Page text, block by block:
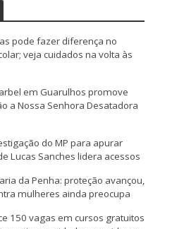
pode fazer diferença no
veja cuidados na volta às
em Guarulhos promove
a Nossa Senhora Desatadora
do MP para apurar
Lucas Sanches lidera acessos
da Penha: proteção avançou,
mulheres ainda preocupa
150 vagas em cursos gratuitos